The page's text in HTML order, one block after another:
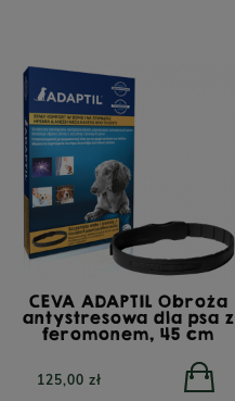
CEVA ADAPTIL Obroża
antystresowa dla psa z
feromonem, 45 cm
125,00 zł